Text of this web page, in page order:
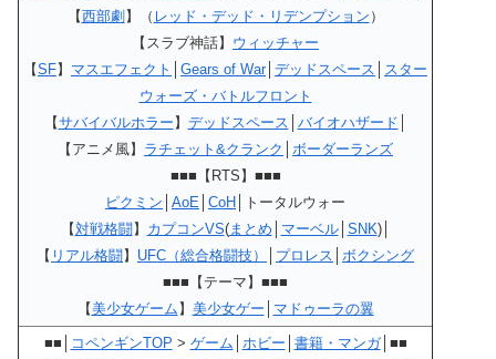
【西部劇】（ レッド・デッド・リデンプション ）
【スラブ神話】 ウィッチャー
【SF】 マスエフェクト Gears of War│ デッドスペース
スター
ウォーズ・バトルフロント
【サバイバルホラー】 デッドスペース バイオハザード
【アニメ風】 ラチェット&クランク
ボーダーランズ
■■■【RTS】■■■
ピクミン AoE CoH │トータルウォー
【対戦格闘】 カプコンVS(まとめ マーベル│ SNK)│
【 リアル格闘】 UFC（総合格闘技） プロレス
ボクシング
■■■【テーマ】■■■
【美少女ゲーム】 美少女ゲー マドゥーラの翼
■■│ コペンギンTOP > ゲーム ホビー 書籍・マンガ│■■